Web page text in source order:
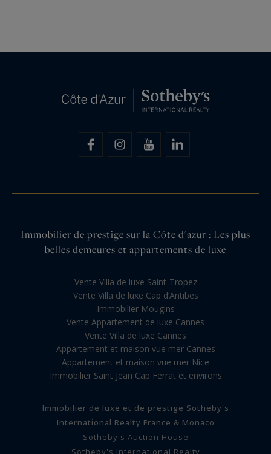
Immobilier de prestige sur la Côte d'azur : Les plus
belles demeures et appartements de luxe
Vente Villa de luxe Saint-Tropez
Vente Villa de luxe Cap d’Antibes
Immobilier Mougins
Vente Appartement de luxe Cannes
Vente Villa de luxe Cannes
Appartement et maison vue mer Cannes
Appartement et maison vue mer Nice
Immobilier Saint Jean Cap Ferrat et environs
Immobilier de luxe et de prestige Sotheby's
International Realty France & Monaco
Sotheby's Auction House
Sotheby's International Realty